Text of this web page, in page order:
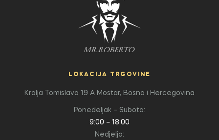
LOKACIJA TRGOVINE
Kralja Tomislava 19 A Mostar, Bosna i Hercegovina
Ponedeljak – Subota:
9:00 – 18:00
Nedjelja: